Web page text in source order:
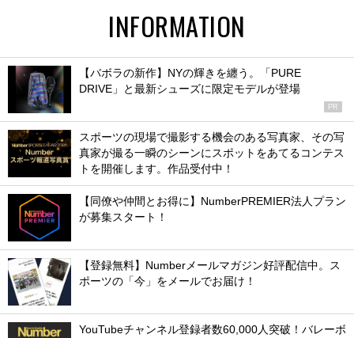
INFORMATION
【バボラの新作】NYの輝きを纏う。「PURE
DRIVE」と最新シューズに限定モデルが登場
PR
スポーツの現場で撮影する機会のある写真家、その写
真家が撮る一瞬のシーンにスポットをあてるコンテス
トを開催します。作品受付中！
【同僚や仲間とお得に】NumberPREMIER法人プラン
が募集スタート！
【登録無料】Numberメールマガジン好評配信中。ス
ポーツの「今」をメールでお届け！
YouTubeチャンネル登録者数60,000人突破！バレーボ